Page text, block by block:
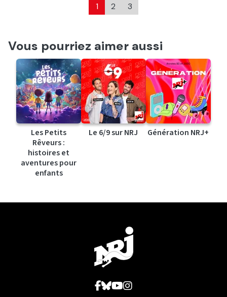
1 2 3
Vous pourriez aimer aussi
Les Petits
Rêveurs :
histoires et
aventures pour
enfants
Le 6/9 sur NRJ Génération NRJ+